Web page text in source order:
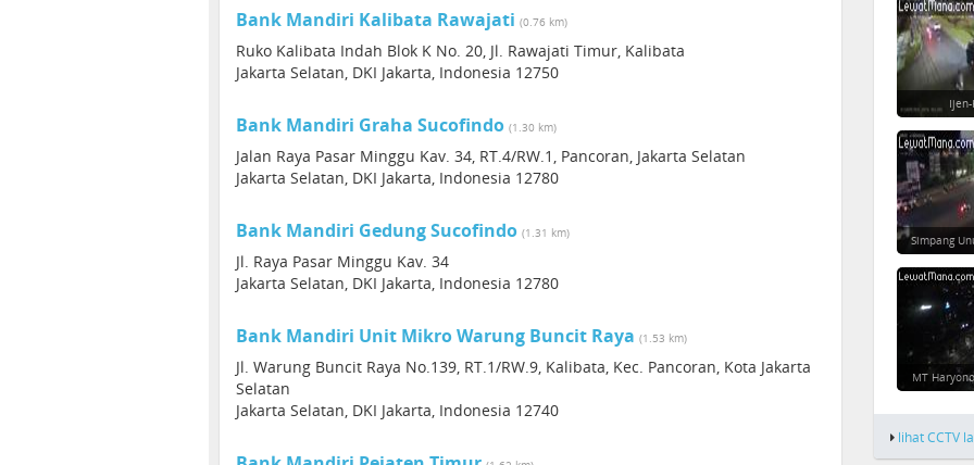
Bank Mandiri Kalibata Rawajati (0.76 km)
Ruko Kalibata Indah Blok K No. 20, Jl. Rawajati Timur, Kalibata
Jakarta Selatan, DKI Jakarta, Indonesia 12750
Bank Mandiri Graha Sucofindo (1.30 km)
Jalan Raya Pasar Minggu Kav. 34, RT.4/RW.1, Pancoran, Jakarta Selatan
Jakarta Selatan, DKI Jakarta, Indonesia 12780
Bank Mandiri Gedung Sucofindo (1.31 km)
Jl. Raya Pasar Minggu Kav. 34
Jakarta Selatan, DKI Jakarta, Indonesia 12780
Bank Mandiri Unit Mikro Warung Buncit Raya (1.53 km)
Jl. Warung Buncit Raya No.139, RT.1/RW.9, Kalibata, Kec. Pancoran, Kota Jakarta
Selatan
Jakarta Selatan, DKI Jakarta, Indonesia 12740
Simpang
MT
lihat CCTV